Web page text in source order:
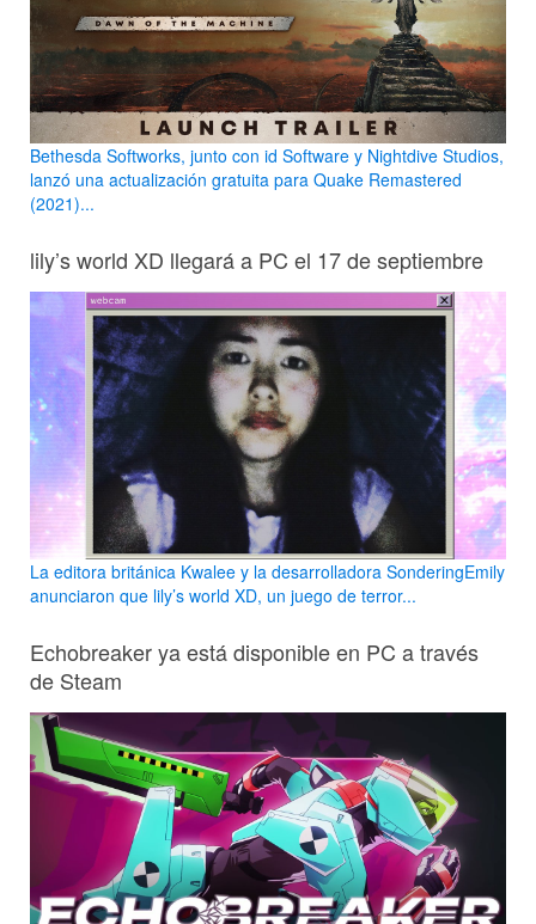
Bethesda Softworks, junto con id Software y Nightdive Studios,
lanzó una actualización gratuita para Quake Remastered
(2021)...
lily’s world XD llegará a PC el 17 de septiembre
La editora británica Kwalee y la desarrolladora SonderingEmily
anunciaron que lily’s world XD, un juego de terror...
Echobreaker ya está disponible en PC a través
de Steam